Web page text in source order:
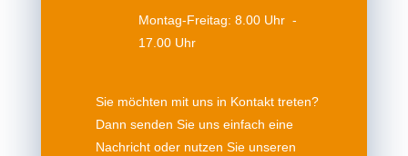
Montag-Freitag: 8.00 Uhr -
17.00 Uhr
Sie möchten mit uns in Kontakt treten?
Dann senden Sie uns einfach eine
Nachricht oder nutzen Sie unseren